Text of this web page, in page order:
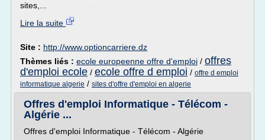
sites,...
Lire la suite
Site : http://www.optioncarriere.dz
Thèmes liés : ecole europeenne offre d'emploi / offres
d'emploi ecole / ecole offre d emploi / offre d emploi
informatique algerie / sites d'offre d'emploi en algerie
Offres d'emploi Informatique - Télécom -
Algérie ...
Offres d'emploi Informatique - Télécom - Algérie